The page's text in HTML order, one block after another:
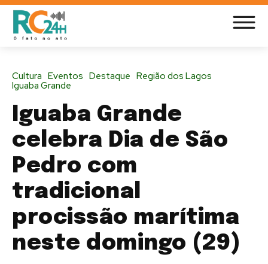
Cultura Eventos Destaque Região dos Lagos
Iguaba Grande
Iguaba Grande
celebra Dia de São
Pedro com
tradicional
procissão marítima
neste domingo (29)